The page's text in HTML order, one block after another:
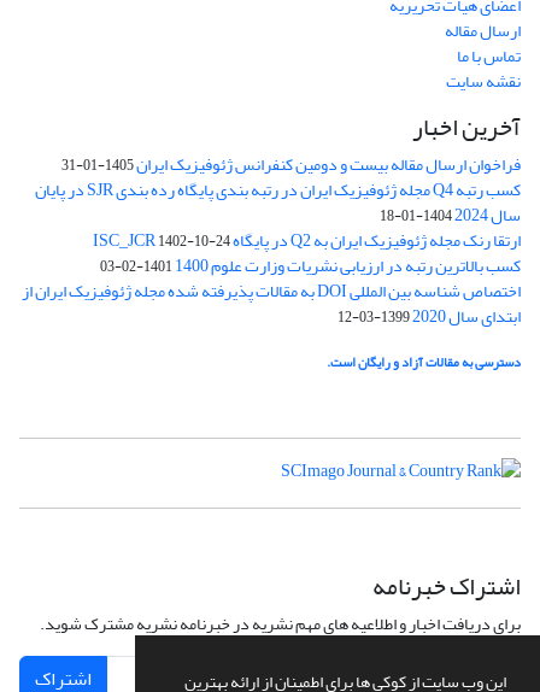
این وب سایت از کوکی ها برای اطمینان از ارائه بهترین
ارسال مقاله
تماس با ما
نقشه سایت
آخرین اخبار
فراخوان ارسال مقاله بیست و دومین کنفرانس ژئوفیزیک ایران1405-01-31
کسب رتبه Q4 مجله ژئوفیزیک ایران در رتبه بندی پایگاه رده بندی SJR در پایان
سال 2024 1404-01-18
ارتقا رنک مجله ژئوفیزیک ایران به Q2 در پایگاه ISC_JCR 1402-10-24
کسب بالاترین رتبه در ارزیابی نشریات وزارت علوم 1400 1401-02-03
اختصاص شناسه بین المللی DOI به مقالات پذیرفته شده مجله ژئوفیزیک ایران از
ابتدای سال 2020 1399-03-12
دسترسی به مقالات آزاد و رایگان است.
اشتراک خبرنامه
برای دریافت اخبار و اطلاعیه های مهم نشریه در خبرنامه نشریه مشترک شوید.
اشتراک